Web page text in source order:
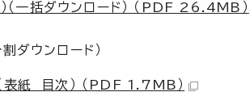
（一括ダウンロード） （PDF 26.4MB）
ダウンロード）
表紙 目次） （PDF 1.7MB）